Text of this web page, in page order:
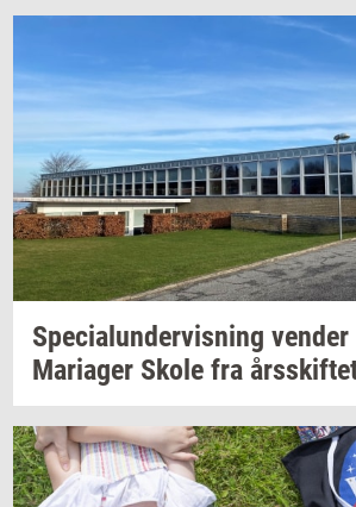
Spe­ci­a­lun­der­vis­ning ven­der
Ma­ri­a­ger Skole fra